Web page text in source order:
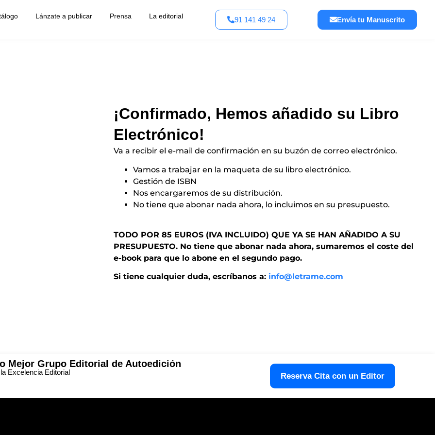
Lánzate a publicar Prensa La editorial 91 141 49 24 Envía tu Manuscrito
¡Confirmado, Hemos añadido su Libro
Electrónico!
Va a recibir el e-mail de confirmación en su buzón de correo electrónico.
Vamos a trabajar en la maqueta de su libro electrónico.
Gestión de ISBN
Nos encargaremos de su distribución.
No tiene que abonar nada ahora, lo incluimos en su presupuesto.
TODO POR 85 EUROS (IVA INCLUIDO) QUE YA SE HAN AÑADIDO A SU
PRESUPUESTO. No tiene que abonar nada ahora, sumaremos el coste del
e-book para que lo abone en el segundo pago.
Si tiene cualquier duda, escríbanos a: info@letrame.com
Mejor Grupo Editorial de Autoedición
Excelencia Editorial Reserva Cita con un Editor